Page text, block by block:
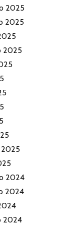
2025
2025
2025
2025
2024
2024
2024